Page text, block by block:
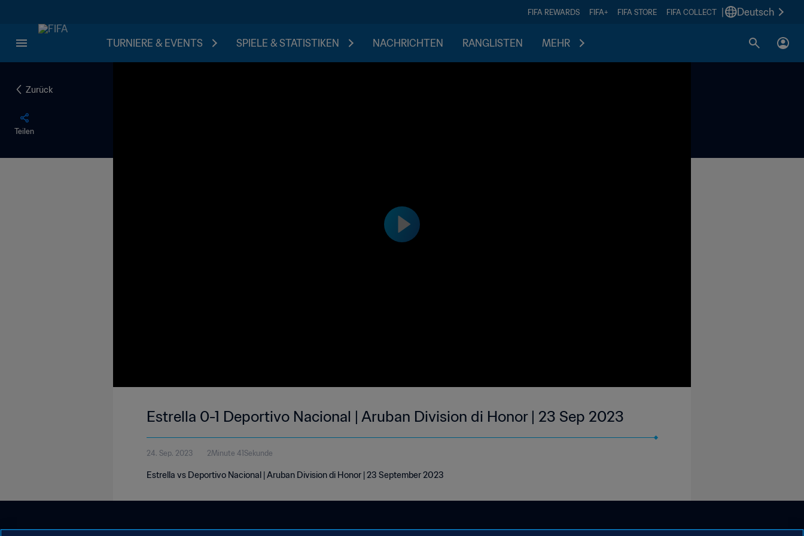
FIFA REWARDS FIFA+ FIFA STORE FIFA COLLECT Deutsch
TURNIERE & EVENTS SPIELE & STATISTIKEN NACHRICHTEN RANGLISTEN MEHR
Zurück
Teilen
Estrella 0-1 Deportivo Nacional | Aruban Division di Honor | 23 Sep 2023
24. Sep. 2023 2Minute 41Sekunde
Estrella vs Deportivo Nacional | Aruban Division di Honor | 23 September 2023